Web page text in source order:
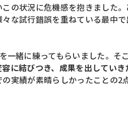
の状況に危機感を抱きました。
な試行錯誤を重ねている最中
を一緒に練ってもらいました。そ
に結びつき、成果を出していき
実績が素晴らしかったことの2